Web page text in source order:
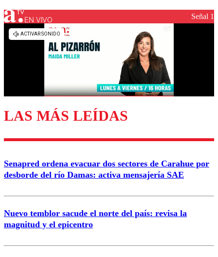
Los comentarios son moderados para garantizar un
diálogo respetuoso.
Enviar comentario
EN VIVO Señal 1
LAS MÁS LEÍDAS
Senapred ordena evacuar dos sectores de Carahue por
desborde del río Damas: activa mensajería SAE
Nuevo temblor sacude el norte del país: revisa la
magnitud y el epicentro